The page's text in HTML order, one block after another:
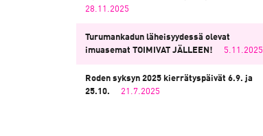
28.11.2025
Turumankadun läheisyydessä olevat
imuasemat TOIMIVAT JÄLLEEN!
5.11.2025
Roden syksyn 2025 kierrätyspäivät 6.9. ja
25.10.
21.7.2025